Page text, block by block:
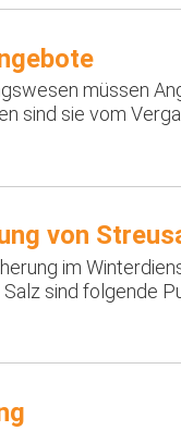
müssen
sind sie vom
von
im
sind folgende